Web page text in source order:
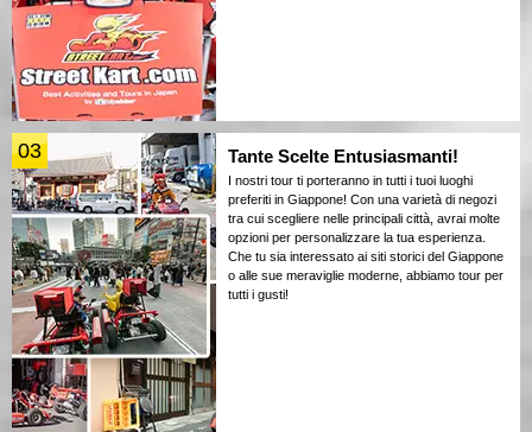
03 Tante Scelte Entusiasmanti!
I nostri tour ti porteranno in tutti i tuoi luoghi
preferiti in Giappone! Con una varietà di negozi
tra cui scegliere nelle principali città, avrai molte
opzioni per personalizzare la tua esperienza.
Che tu sia interessato ai siti storici del Giappone
o alle sue meraviglie moderne, abbiamo tour per
tutti i gusti!